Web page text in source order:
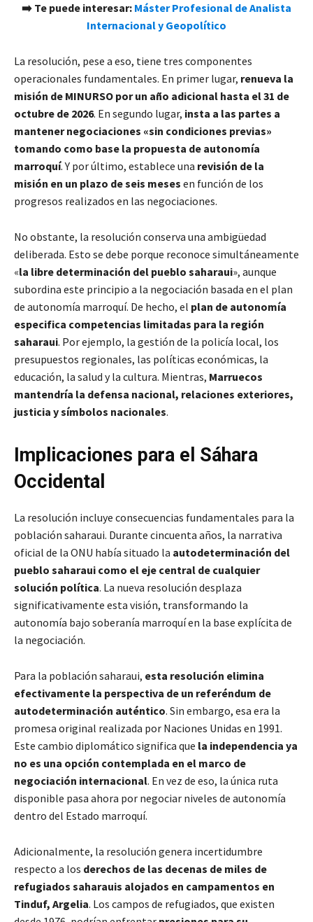
​➡️ Te puede interesar: Máster Profesional de Analista
Internacional y Geopolítico
La resolución, pese a eso, tiene tres componentes
operacionales fundamentales. En primer lugar, renueva la
misión de MINURSO por un año adicional hasta el 31 de
octubre de 2026. En segundo lugar, insta a las partes a
mantener negociaciones «sin condiciones previas»
tomando como base la propuesta de autonomía
marroquí. Y por último, establece una revisión de la
misión en un plazo de seis meses en función de los
progresos realizados en las negociaciones.
No obstante, la resolución conserva una ambigüedad
deliberada. Esto se debe porque reconoce simultáneamente
«la libre determinación del pueblo saharaui», aunque
subordina este principio a la negociación basada en el plan
de autonomía marroquí. De hecho, el plan de autonomía
especifica competencias limitadas para la región
saharaui. Por ejemplo, la gestión de la policía local, los
presupuestos regionales, las políticas económicas, la
educación, la salud y la cultura. Mientras, Marruecos
mantendría la defensa nacional, relaciones exteriores,
justicia y símbolos nacionales.
Implicaciones para el Sáhara
Occidental
La resolución incluye consecuencias fundamentales para la
población saharaui. Durante cincuenta años, la narrativa
oficial de la ONU había situado la autodeterminación del
pueblo saharaui como el eje central de cualquier
solución política. La nueva resolución desplaza
significativamente esta visión, transformando la
autonomía bajo soberanía marroquí en la base explícita de
la negociación.
Para la población saharaui, esta resolución elimina
efectivamente la perspectiva de un referéndum de
autodeterminación auténtico. Sin embargo, esa era la
promesa original realizada por Naciones Unidas en 1991.
Este cambio diplomático significa que la independencia ya
no es una opción contemplada en el marco de
negociación internacional. En vez de eso, la única ruta
disponible pasa ahora por negociar niveles de autonomía
dentro del Estado marroquí.
Adicionalmente, la resolución genera incertidumbre
respecto a los derechos de las decenas de miles de
refugiados saharauis alojados en campamentos en
Tinduf, Argelia. Los campos de refugiados, que existen